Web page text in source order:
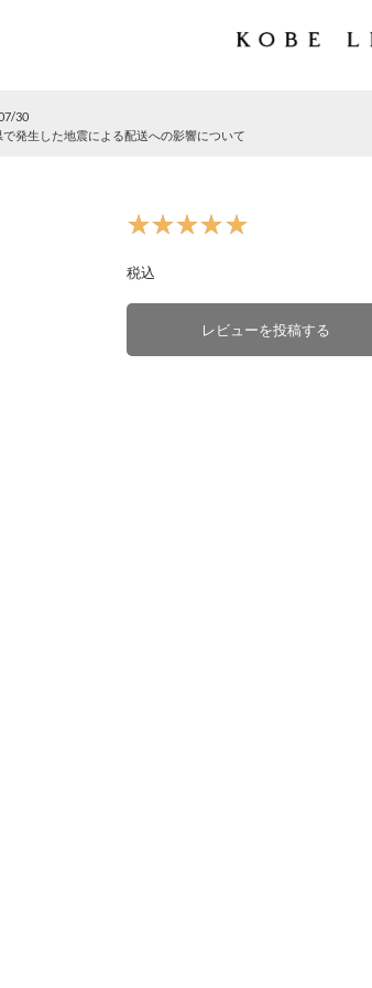
30
で発生した地震による配送への影響について
★★★★★
★★★★★
税込
レビューを投稿する